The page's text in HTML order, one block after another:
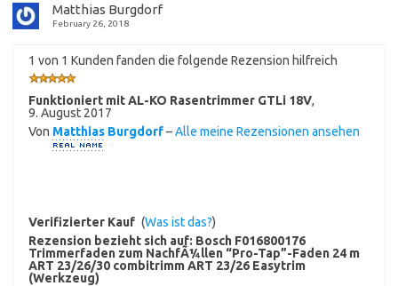
Matthias Burgdorf
February 26, 2018
1 von 1 Kunden fanden die folgende Rezension hilfreich
Funktioniert mit AL-KO Rasentrimmer GTLi 18V,
9. August 2017
Von Matthias Burgdorf–Alle meine Rezensionen ansehen
Verifizierter Kauf (Was ist das?)
Rezension bezieht sich auf: Bosch F016800176
Trimmerfaden zum NachfÃ¼llen “Pro-Tap”-Faden 24 m
ART 23/26/30 combitrimm ART 23/26 Easytrim
(Werkzeug)